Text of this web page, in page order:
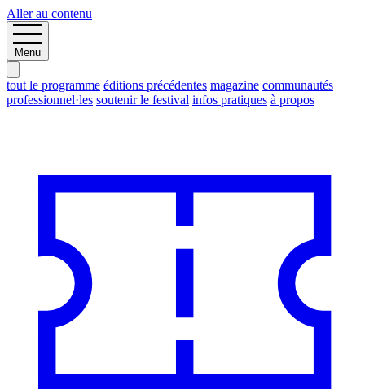
Aller au contenu
Menu
tout le programme éditions précédentes magazine communautés
professionnel·les soutenir le festival infos pratiques à propos